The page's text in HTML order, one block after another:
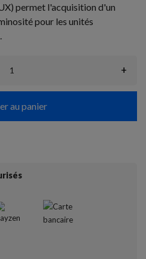
permet l'acquisition d'un
pour les unités
+
au panier